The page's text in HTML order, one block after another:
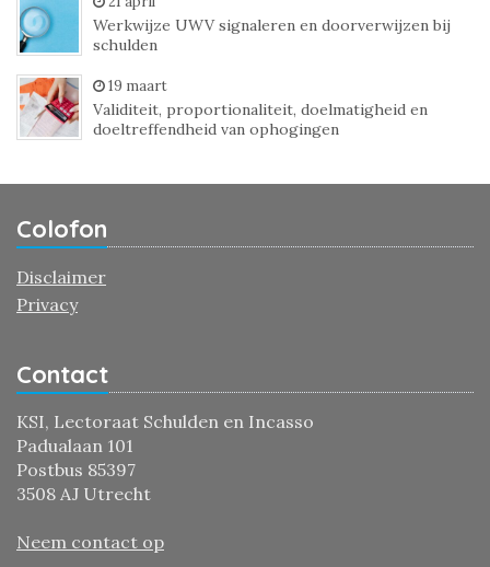
Werkwijze UWV signaleren en doorverwijzen bij
schulden
19 maart
Validiteit, proportionaliteit, doelmatigheid en
doeltreffendheid van ophogingen
Colofon
Disclaimer
Privacy
Contact
KSI, Lectoraat Schulden en Incasso
Padualaan 101
Postbus 85397
3508 AJ Utrecht
Neem contact op